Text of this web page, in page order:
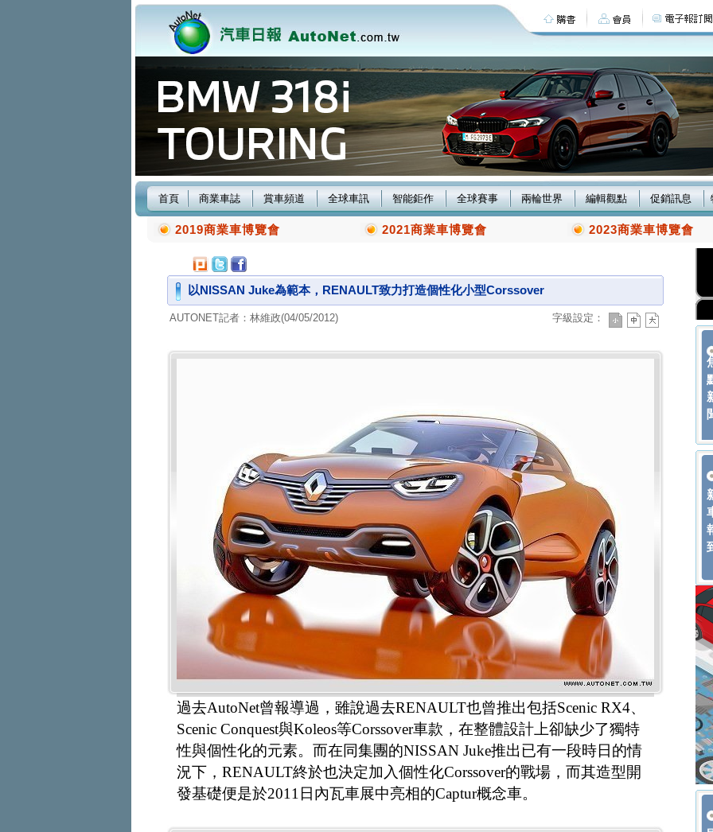
首頁 商業車誌 賞車頻道 全球車訊 智能鉅作 全球賽事 兩輪世界 編輯觀點 促銷訊息
2019商業車博覽會 2021商業車博覽會 2023商業車博覽會
以NISSAN Juke為範本，RENAULT致力打造個性化小型Corssover
AUTONET記者：林維政(04/05/2012) 字級設定：
過去AutoNet曾報導過，雖說過去RENAULT也曾推出包括Scenic RX4、
Scenic Conquest與Koleos等Corssover車款，在整體設計上卻缺少了獨特
性與個性化的元素。而在同集團的NISSAN Juke推出已有一段時日的情
況下，RENAULT終於也決定加入個性化Corssover的戰場，而其造型開
發基礎便是於2011日內瓦車展中亮相的Captur概念車。